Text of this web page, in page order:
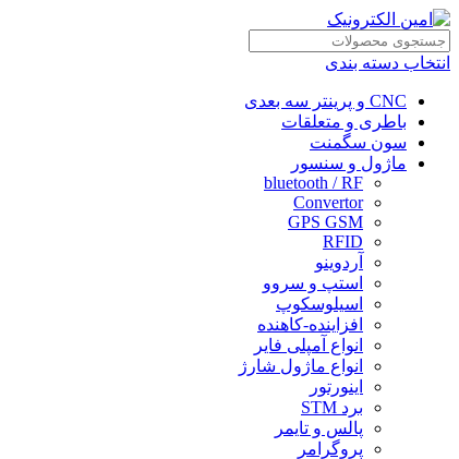
انتخاب دسته بندی
CNC و پرینتر سه بعدی
باطری و متعلقات
سون سگمنت
ماژول و سنسور
bluetooth / RF
Convertor
GPS GSM
RFID
آردوینو
استپ و سروو
اسیلوسکوپ
افزاینده-کاهنده
انواع آمپلی فایر
انواع ماژول شارژ
اینورتور
برد STM
پالس و تایمر
پروگرامر